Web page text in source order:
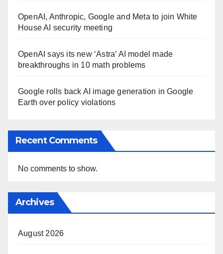
OpenAI, Anthropic, Google and Meta to join White
House AI security meeting
OpenAI says its new ‘Astra’ AI model made
breakthroughs in 10 math problems
Google rolls back AI image generation in Google
Earth over policy violations
Recent Comments
No comments to show.
Archives
August 2026